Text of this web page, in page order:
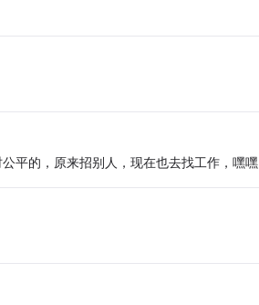
平的，原来招别人，现在也去找工作，嘿嘿